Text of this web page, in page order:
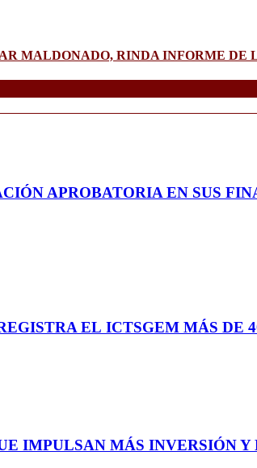
MALDONADO, RINDA INFORME
APROBATORIA EN SUS
EL ICTSGEM MÁS DE
IMPULSAN MÁS INVERSIÓN